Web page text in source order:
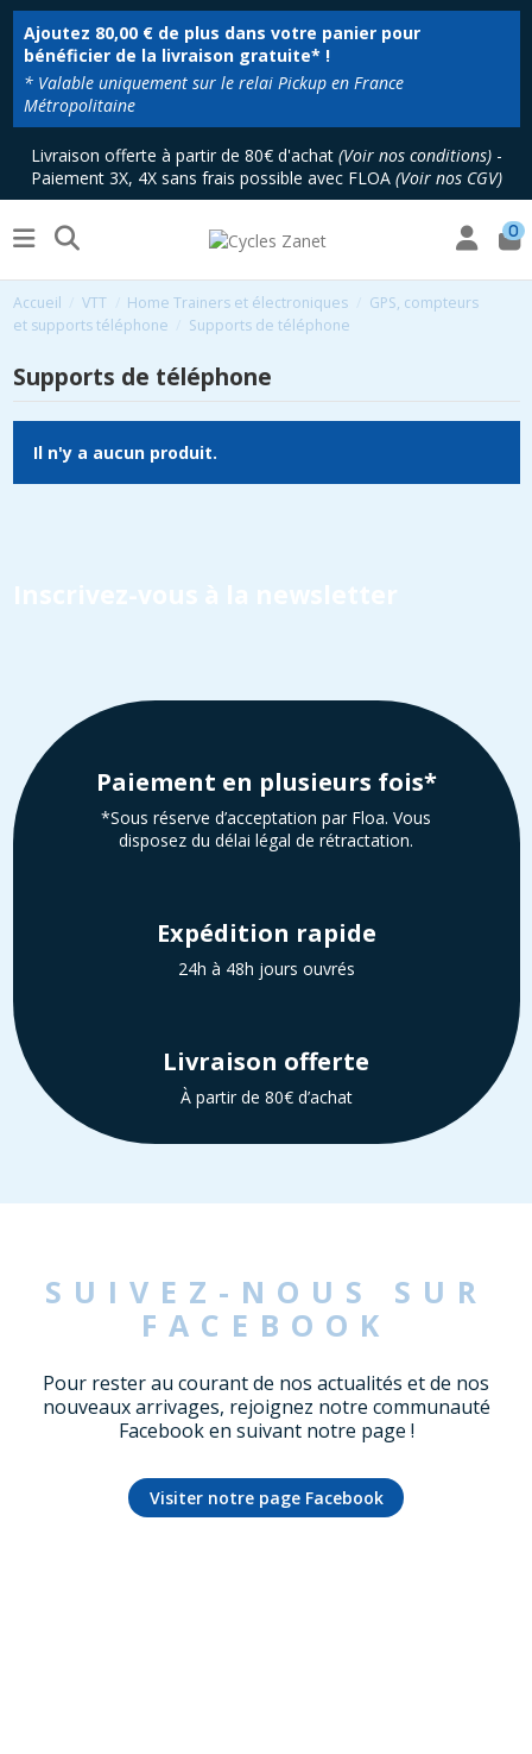
Ajoutez 80,00 €de plus dans votre panier pour
bénéficier de la livraison gratuite* !
* Valable uniquement sur le relai Pickup en France
Métropolitaine
Livraison offerte à partir de 80€ d'achat (Voir nos conditions)-
Paiement 3X, 4X sans frais possible avec FLOA (Voir nos CGV)
0
Accueil VTT Home Trainers et électroniques
GPS, compteurs
et supports téléphone
Supports de téléphone
Supports de téléphone
Il n'y a aucun produit.
Inscrivez-vous à la newsletter
Paiement en plusieurs fois*
*Sous réserve d’acceptation par Floa. Vous
disposez du délai légal de rétractation.
Expédition rapide
24h à 48h jours ouvrés
Livraison offerte
À partir de 80€ d’achat
SUIVEZ-NOUS SUR
FACEBOOK
Pour rester au courant de nos actualités et de nos
nouveaux arrivages, rejoignez notre communauté
Facebook en suivant notre page !
Visiter notre page Facebook